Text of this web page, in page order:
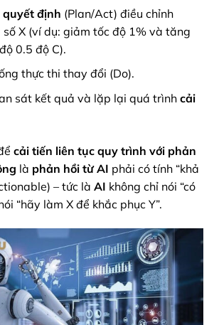
quyết định (Plan/Act) điều chỉnh
số X (ví dụ: giảm tốc độ 1% và tăng
0.5 độ C).
thực thi thay đổi (Do).
sát kết quả và lặp lại quá trình cải
cải tiến liên tục quy trình với phản
là phản hồi từ AI phải có tính “khả
– tức là AI không chỉ nói “có
“hãy làm X để khắc phục Y”.